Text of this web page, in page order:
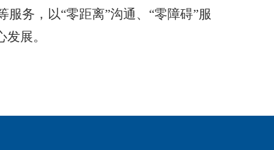
服务，以“零距离”沟通、“零障碍”服
展。